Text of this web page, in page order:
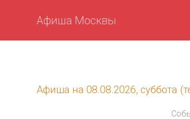
Афиша Москвы
Афиша на 08.08.2026, суббота